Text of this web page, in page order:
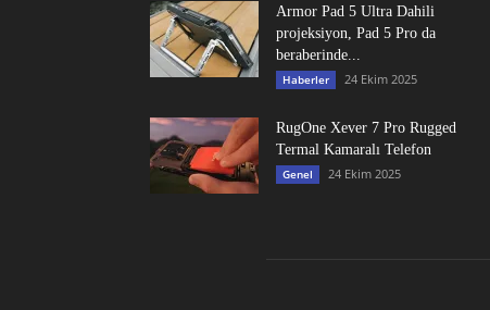
Armor Pad 5 Ultra Dahili
projeksiyon, Pad 5 Pro da
beraberinde...
Haberler 24 Ekim 2025
RugOne Xever 7 Pro Rugged
Termal Kamaralı Telefon
Genel 24 Ekim 2025